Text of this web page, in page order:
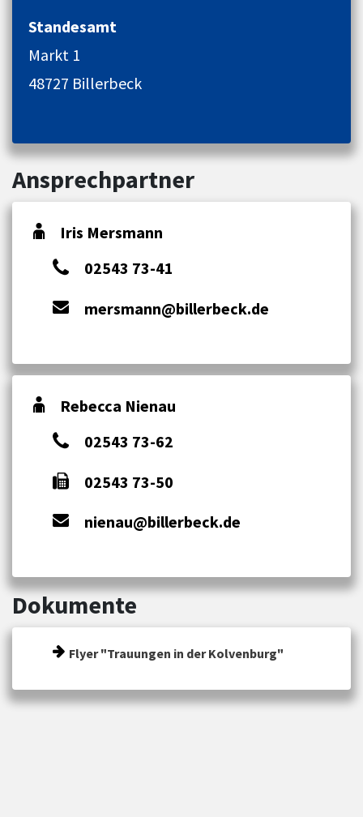
Standesamt
Markt 1
48727 Billerbeck
Ansprechpartner
Iris Mersmann
02543 73-41
mersmann@billerbeck.de
Rebecca Nienau
02543 73-62
02543 73-50
nienau@billerbeck.de
Dokumente
Flyer "Trauungen in der Kolvenburg"